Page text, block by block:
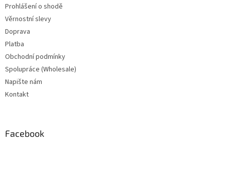
Prohlášení o shodě
Věrnostní slevy
Doprava
Platba
Obchodní podmínky
Spolupráce (Wholesale)
Napište nám
Kontakt
Facebook